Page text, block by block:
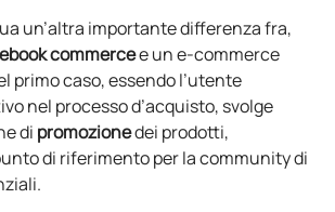
un’altra importante differenza fra,
commercee un e-commerce
primo caso, essendo l’utente
nel processo d’acquisto, svolge
di promozionedei prodotti,
di riferimento per la community di